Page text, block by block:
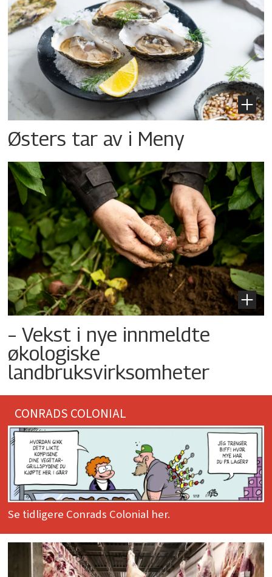
Østers tar av i Meny
– Vekst i nye innmeldte
økologiske
landbruksvirksomheter
CONRADS COLONIAL
Se tidligere Conrads Colonial her.